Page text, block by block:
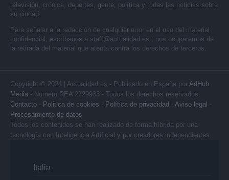
televisión, crónica, deportes, gente, política y todas las noticias sobre
su ciudad.
Para señalar a la redacción de cualquier error en el uso del material
confidencial, escríbanos a staff@actualidad.es : nos ocuparemos de
la retirada del material que atenta contra los derechos de terceros.
Copyright © 2024 | Actualidad.es - Publicado en España por AdHub
Media - Numero REA 2729933 - Todos los derechos reservados.
Contacto - Politica de cookies - Política de privacidad - Aviso legal -
Procesamiento de datos
Todos los contenidos se han realizado de forma híbrida por una
tecnología con Inteligencia Artificial y por creadores independientes
Italia